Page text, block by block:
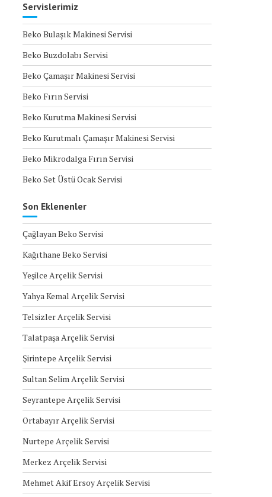
Servislerimiz
Beko Bulaşık Makinesi Servisi
Beko Buzdolabı Servisi
Beko Çamaşır Makinesi Servisi
Beko Fırın Servisi
Beko Kurutma Makinesi Servisi
Beko Kurutmalı Çamaşır Makinesi Servisi
Beko Mikrodalga Fırın Servisi
Beko Set Üstü Ocak Servisi
Son Eklenenler
Çağlayan Beko Servisi
Kağıthane Beko Servisi
Yeşilce Arçelik Servisi
Yahya Kemal Arçelik Servisi
Telsizler Arçelik Servisi
Talatpaşa Arçelik Servisi
Şirintepe Arçelik Servisi
Sultan Selim Arçelik Servisi
Seyrantepe Arçelik Servisi
Ortabayır Arçelik Servisi
Nurtepe Arçelik Servisi
Merkez Arçelik Servisi
Mehmet Akif Ersoy Arçelik Servisi